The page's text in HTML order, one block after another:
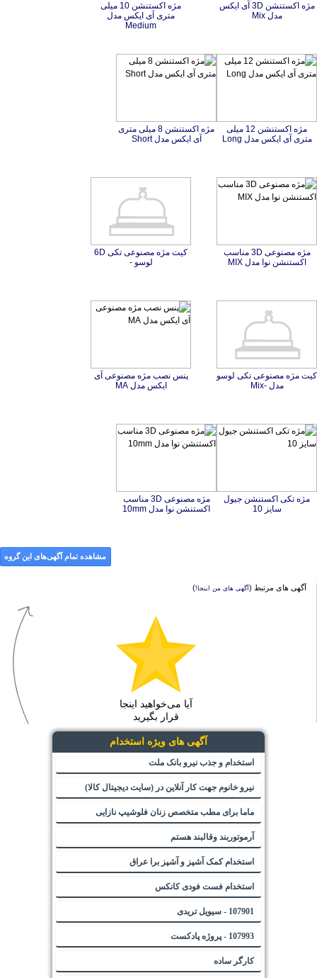
مژه اکستنشن 3D آی ایکس
مدل Mix
مژه اکستنشن 10 میلی
متری آی ایکس مدل
Medium
مژه اکستنشن 12 میلی
متری آی ایکس مدل Long
مژه اکستنشن 8 میلی متری
آی ایکس مدل Short
مژه مصنوعی 3D مناسب
اکستنشن نوا مدل MIX
کیت مژه مصنوعی تکی 6D
لوسو -
کیت مژه مصنوعی تکی لوسو
مدل -Mix
پنس نصب مژه مصنوعی آی
ایکس مدل MA
مژه تکی اکستنشن جیول
سایز 10
مژه مصنوعی 3D مناسب
اکستنشن نوا مدل 10mm
مشاهده تمام آگهی‌های این گروه
آگهی های مرتبط (آگهی های من اینجا!)
آیا می‌خواهید اینجا
قرار بگیرید
آگهی های ویژه استخدام
استخدام و جذب نیرو بانک ملت
نیرو خانوم جهت کار آنلاین در (سایت دیجیتال کالا)
ماما برای مطب متخصص زنان فلوشیپ نازایی
آرموتوربند وقالبند هستم
استخدام کمک آشپز و آشپز برا عراق
استخدام فست فودی کانکس
107901 - سیویل تریدی
107993 - پروژه پادکست
کارگر ساده